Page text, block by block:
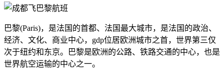
巴黎(Paris)，是法国的首都、法国最大城市，是法国的政治、
经济、文化、商业中心，gdp位居欧洲城市之首，世界第三仅
次于纽约和东京。巴黎是欧洲的公路、铁路交通的中心，也是
世界航空运输的中心之一。